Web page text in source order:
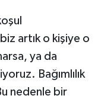
artık o kişiye o
ya da
Bağımlılık
nedenle bir